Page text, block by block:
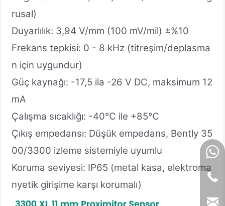
rusal)
Duyarlılık: 3,94 V/mm (100 mV/mil) ±%10
Frekans tepkisi: 0 - 8 kHz (titreşim/deplasma
n için uygundur)
Güç kaynağı: -17,5 ila -26 V DC, maksimum 12
mA
Çalışma sıcaklığı: -40℃ ile +85℃
Çıkış empedansı: Düşük empedans, Bently 35
00/3300 izleme sistemiyle uyumlu
Koruma seviyesi: IP65 (metal kasa, elektroma
nyetik girişime karşı korumalı)